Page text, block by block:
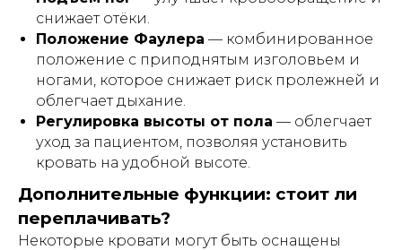
снижает отёки.
Положение Фаулера — комбинированное
положение с приподнятым изголовьем и
ногами, которое снижает риск пролежней и
облегчает дыхание.
Регулировка высоты от пола — облегчает
уход за пациентом, позволяя установить
кровать на удобной высоте.
Дополнительные функции: стоит ли
переплачивать?
Некоторые кровати могут быть оснащены